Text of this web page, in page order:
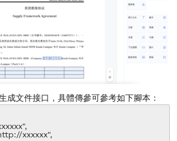
成文件接口，具體傳參可參考如下腳本：